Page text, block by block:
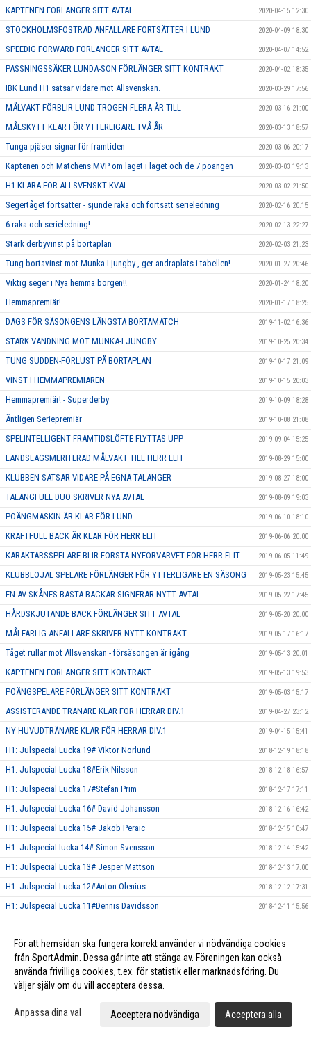
KAPTENEN FÖRLÄNGER SITT AVTAL 2020-04-15 12:30
STOCKHOLMSFOSTRAD ANFALLARE FORTSÄTTER I LUND 2020-04-09 18:30
SPEEDIG FORWARD FÖRLÄNGER SITT AVTAL 2020-04-07 14:52
PASSNINGSSÄKER LUNDA-SON FÖRLÄNGER SITT KONTRAKT 2020-04-02 18:35
IBK Lund H1 satsar vidare mot Allsvenskan. 2020-03-29 17:56
MÅLVAKT FÖRBLIR LUND TROGEN FLERA ÅR TILL 2020-03-16 21:00
MÅLSKYTT KLAR FÖR YTTERLIGARE TVÅ ÅR 2020-03-13 18:57
Tunga pjäser signar för framtiden 2020-03-06 20:17
Kaptenen och Matchens MVP om läget i laget och de 7 poängen 2020-03-03 19:13
H1 KLARA FÖR ALLSVENSKT KVAL 2020-03-02 21:50
Segertåget fortsätter - sjunde raka och fortsatt serieledning 2020-02-16 20:15
6 raka och serieledning! 2020-02-13 22:27
Stark derbyvinst på bortaplan 2020-02-03 21:23
Tung bortavinst mot Munka-Ljungby , ger andraplats i tabellen! 2020-01-27 20:46
Viktig seger i Nya hemma borgen!! 2020-01-24 18:20
Hemmapremiär! 2020-01-17 18:25
DAGS FÖR SÄSONGENS LÄNGSTA BORTAMATCH 2019-11-02 16:36
STARK VÄNDNING MOT MUNKA-LJUNGBY 2019-10-25 20:34
TUNG SUDDEN-FÖRLUST PÅ BORTAPLAN 2019-10-17 21:09
VINST I HEMMAPREMIÄREN 2019-10-15 20:03
Hemmapremiär! - Superderby 2019-10-09 18:28
Äntligen Seriepremiär 2019-10-08 21:08
SPELINTELLIGENT FRAMTIDSLÖFTE FLYTTAS UPP 2019-09-04 15:25
LANDSLAGSMERITERAD MÅLVAKT TILL HERR ELIT 2019-08-29 15:00
KLUBBEN SATSAR VIDARE PÅ EGNA TALANGER 2019-08-27 18:00
TALANGFULL DUO SKRIVER NYA AVTAL 2019-08-09 19:03
POÄNGMASKIN ÄR KLAR FÖR LUND 2019-06-10 18:10
KRAFTFULL BACK ÄR KLAR FÖR HERR ELIT 2019-06-06 20:00
KARAKTÄRSSPELARE BLIR FÖRSTA NYFÖRVÄRVET FÖR HERR ELIT 2019-06-05 11:49
KLUBBLOJAL SPELARE FÖRLÄNGER FÖR YTTERLIGARE EN SÄSONG 2019-05-23 15:45
EN AV SKÅNES BÄSTA BACKAR SIGNERAR NYTT AVTAL 2019-05-22 17:45
HÅRDSKJUTANDE BACK FÖRLÄNGER SITT AVTAL 2019-05-20 20:00
MÅLFARLIG ANFALLARE SKRIVER NYTT KONTRAKT 2019-05-17 16:17
Tåget rullar mot Allsvenskan - försäsongen är igång 2019-05-13 20:01
KAPTENEN FÖRLÄNGER SITT KONTRAKT 2019-05-13 19:53
POÄNGSPELARE FÖRLÄNGER SITT KONTRAKT 2019-05-03 15:17
ASSISTERANDE TRÄNARE KLAR FÖR HERRAR DIV.1 2019-04-27 23:12
NY HUVUDTRÄNARE KLAR FÖR HERRAR DIV.1 2019-04-15 15:41
H1: Julspecial Lucka 19# Viktor Norlund 2018-12-19 18:18
H1: Julspecial Lucka 18#Erik Nilsson 2018-12-18 16:57
H1: Julspecial Lucka 17#Stefan Prim 2018-12-17 17:11
H1: Julspecial Lucka 16# David Johansson 2018-12-16 16:42
H1: Julspecial Lucka 15# Jakob Peraic 2018-12-15 10:47
H1: Julspecial lucka 14# Simon Svensson 2018-12-14 15:42
H1: Julspecial Lucka 13# Jesper Mattson 2018-12-13 17:00
H1: Julspecial Lucka 12#Anton Olenius 2018-12-12 17:31
H1: Julspecial Lucka 11#Dennis Davidsson 2018-12-11 15:56
H1: Julspecial Lucka 9# Pontus Sölve 2018-12-09 13:54
H1: Julspecial Lucka 8# Hampus L-Olofsson
H1: Julspecial Lucka 7# Erik Risberg
2018-12-06 14:57
H1: Julspecial Lucka 5# Elias Persson 2018-12-05 17:55
För att hemsidan ska fungera korrekt använder vi nödvändiga cookies
från SportAdmin. Dessa går inte att stänga av. Föreningen kan också
använda frivilliga cookies, t.ex. för statistik eller marknadsföring. Du
väljer själv om du vill acceptera dessa.
Anpassa dina val Acceptera nödvändiga Acceptera alla